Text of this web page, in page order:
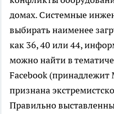
домах. Системные
выбирать наименее
как 36, 40 или 44,
можно найти в
Facebook (принадлежит
признана
Правильно